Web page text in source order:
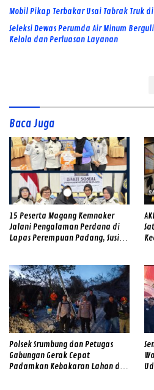
Mobil Pikap Terbakar Usai Tabrak Truk
Seleksi Dewas Perumda Air Minum
Kelola dan Perluasan Layanan
Baca Juga
15 Peserta Magang Kemnaker
Jalani Pengalaman Perdana di
Lapas Perempuan Padang, Susi
Polsek Srumbung dan Petugas
Gabungan Gerak Cepat
Padamkan Kebakaran Lahan di